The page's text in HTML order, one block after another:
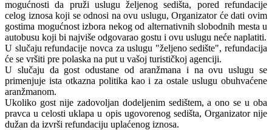
mogućnosti da pruži uslugu željenog sedišta, pored refundacije
celog iznosa koji se odnosi na ovu uslugu, Organizator će dati ovim
gostima mogućnost izbora nekog od alternativnih slobodnih mesta u
autobusu koji bi najviše odgovarao gostu i ovu uslugu neće naplatiti.
U slučaju refundacije novca za uslugu "željeno sedište", refundacija
će se vršiti pre polaska na put u vašoj turističkoj agenciji.
U slučaju da gost odustane od aranžmana i na ovu uslugu se
primenjuje ista otkazna politika kao i za ostale uslugu obuhvaćene
aranžmanom.
Ukoliko gost nije zadovoljan dodeljenim sedištem, a ono se u oba
pravca u celosti uklapa u opis ugovorenog sedišta, Organizator nije
dužan da izvrši refundaciju uplaćenog iznosa.